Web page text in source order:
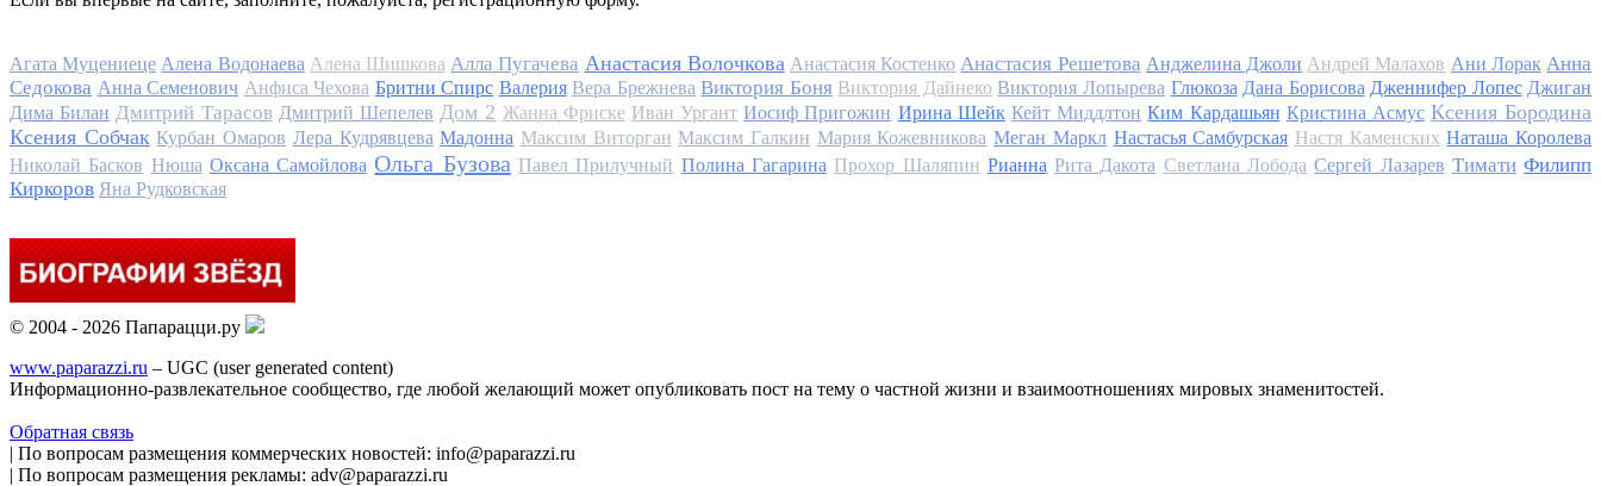
Агата Муцениеце Алена Водонаева Алена Шишкова Алла Пугачева Анастасия Волочкова Анастасия Костенко Анастасия Решетова Анджелина Джоли Андрей Малахов Ани Лорак Анна
Седокова Анна Семенович Анфиса Чехова Бритни Спирс Валерия Вера Брежнева Виктория Боня Виктория Дайнеко Виктория Лопырева Глюкоза Дана Борисова Дженнифер Лопес Джиган
Дима Билан Дмитрий Тарасов Дмитрий Шепелев Дом 2 Жанна Фриске Иван Ургант Иосиф Пригожин Ирина Шейк Кейт Миддлтон Ким Кардашьян Кристина Асмус Ксения Бородина
Ксения Собчак Курбан Омаров Лера Кудрявцева Мадонна Максим Виторган Максим Галкин Мария Кожевникова Меган Маркл Настасья Самбурская Настя Каменских Наташа Королева
Николай Басков Нюша Оксана Самойлова Ольга Бузова Павел Прилучный Полина Гагарина Прохор Шаляпин Рианна Рита Дакота Светлана Лобода Сергей Лазарев Тимати Филипп
Киркоров Яна Рудковская
© 2004 - 2026 Папарацци.ру
www.paparazzi.ru – UGC (user generated content)
Информационно-развлекательное сообщество, где любой желающий может опубликовать пост на тему о частной жизни и взаимоотношениях мировых знаменитостей.
Обратная связь
| По вопросам размещения коммерческих новостей: info@paparazzi.ru
| По вопросам размещения рекламы: adv@paparazzi.ru